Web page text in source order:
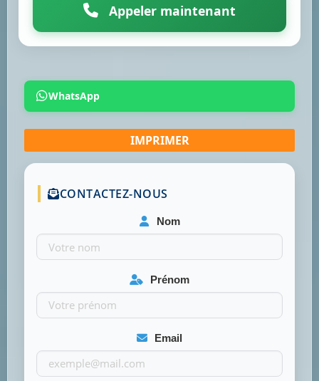
Appeler maintenant
WhatsApp
CONTACTEZ-NOUS
Nom
Prénom
Email